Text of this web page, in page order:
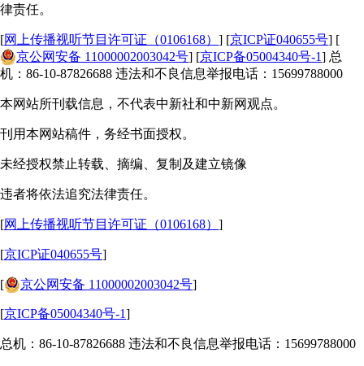
律责任。
[网上传播视听节目许可证（0106168） ] [京ICP证040655号] [
京公网安备 11000002003042号] [京ICP备05004340号-1] 总
机：86-10-87826688 违法和不良信息举报电话：15699788000
本网站所刊载信息，不代表中新社和中新网观点。
刊用本网站稿件，务经书面授权。
未经授权禁止转载、摘编、复制及建立镜像
违者将依法追究法律责任。
[网上传播视听节目许可证（0106168） ]
[京ICP证040655号]
[ 京公网安备 11000002003042号]
[京ICP备05004340号-1]
总机：86-10-87826688 违法和不良信息举报电话：15699788000